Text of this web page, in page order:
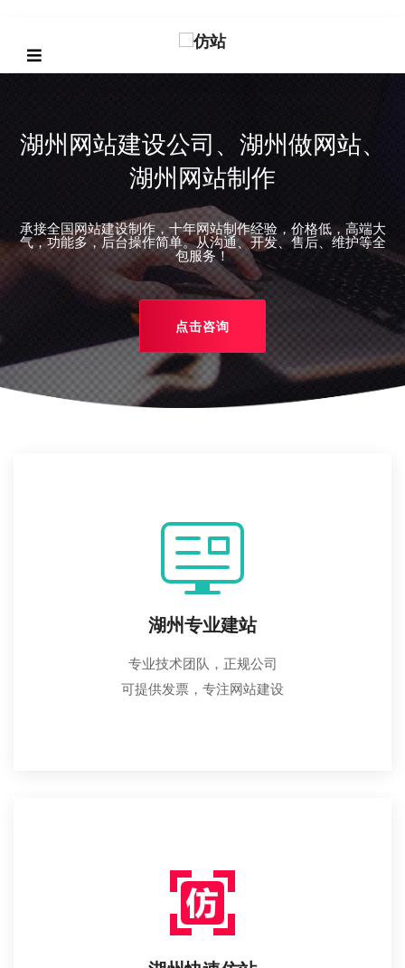
湖州网站建设公司、湖州做网站、
湖州网站制作
承接全国网站建设制作，十年网站制作经验，价格低，高端大
气，功能多，后台操作简单。从沟通、开发、售后、维护等全
包服务！
点击咨询
湖州专业建站
专业技术团队，正规公司
可提供发票，专注网站建设